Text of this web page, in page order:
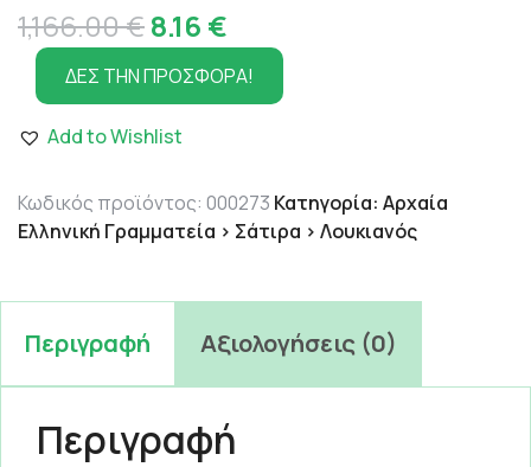
1,166.00€Original
price
was:
1,166.00 €.
8.16 €
τρέχουσα
τιμή
8.16 €.
ΔΕΣ ΤΗΝ ΠΡΟΣΦΟΡΑ!
Add to Wishlist
Κωδικός προϊόντος: 000273 Κατηγορία: Αρχαία
Ελληνική Γραμματεία > Σάτιρα > Λουκιανός
Περιγραφή Αξιολογήσεις (0)
Περιγραφή